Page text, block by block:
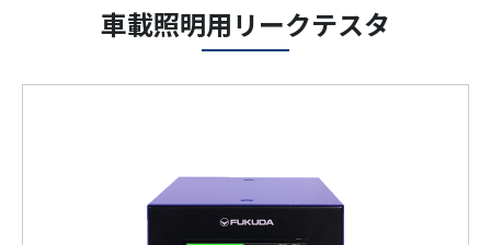
車載照明用リークテスタ